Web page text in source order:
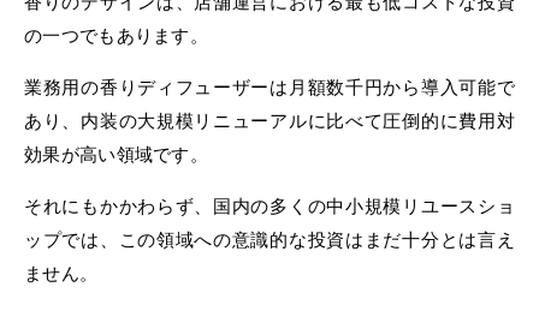
の一つでもあります。
業務用の香りディフューザーは月額数千円から導入可能で
あり、内装の大規模リニューアルに比べて圧倒的に費用対
効果が高い領域です。
それにもかかわらず、国内の多くの中小規模リユースショ
ップでは、この領域への意識的な投資はまだ十分とは言え
ません。